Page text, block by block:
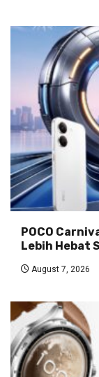
POCO
Lebih Hebat
August 7, 2026